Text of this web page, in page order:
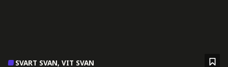
SVART SVAN, VIT SVAN